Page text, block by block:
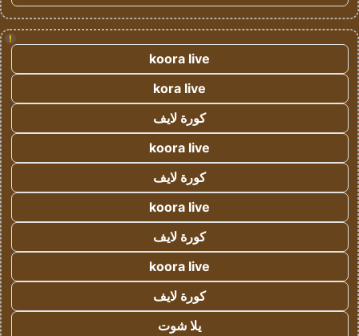
!
koora live
kora live
كورة لايف
koora live
كورة لايف
koora live
كورة لايف
koora live
كورة لايف
يلا شوت